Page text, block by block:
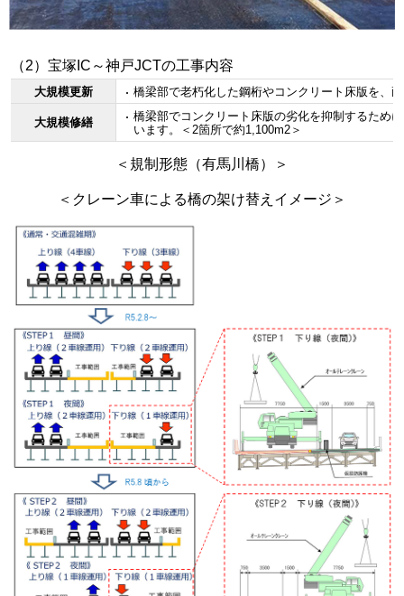
（2）宝塚IC～神戸JCTの工事内容
大規模更新 橋梁部で老朽化した鋼桁やコンクリート床版を、
大規模修繕
橋梁部でコンクリート床版の劣化を抑制するため
います。＜2箇所で約1,100m2 ＞
＜規制形態（有馬川橋）＞
＜クレーン車による橋の架け替えイメージ＞